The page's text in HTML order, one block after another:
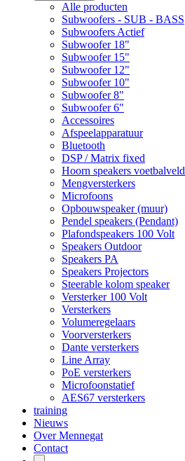
Alle producten
Subwoofers - SUB - BASS
Subwoofers Actief
Subwoofer 18"
Subwoofer 15"
Subwoofer 12"
Subwoofer 10"
Subwoofer 8"
Subwoofer 6"
Accessoires
Afspeelapparatuur
Bluetooth
DSP / Matrix fixed
Hoorn speakers voetbalveld
Mengversterkers
Microfoons
Opbouwspeaker (muur)
Pendel speakers (Pendant)
Plafondspeakers 100 Volt
Speakers Outdoor
Speakers PA
Speakers Projectors
Steerable kolom speaker
Versterker 100 Volt
Versterkers
Volumeregelaars
Voorversterkers
Dante versterkers
Line Array
PoE versterkers
Microfoonstatief
AES67 versterkers
training
Nieuws
Over Mennegat
Contact